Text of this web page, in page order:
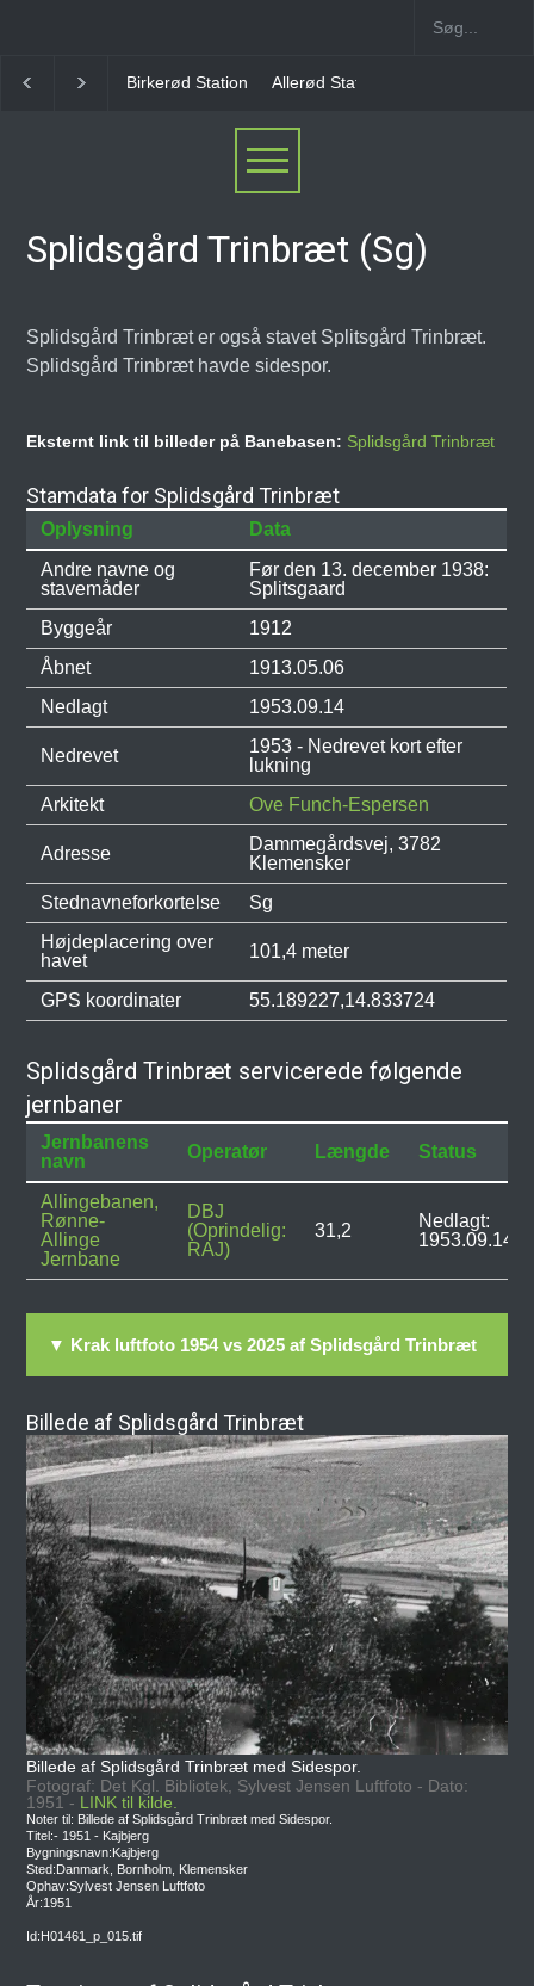
Station Allerød Station Favrholm Station
Splidsgård Trinbræt (Sg)
Splidsgård Trinbræt er også stavet Splitsgård Trinbræt.
Splidsgård Trinbræt havde sidespor.
Eksternt link til billeder på Banebasen: Splidsgård Trinbræt
Stamdata for Splidsgård Trinbræt
Oplysning
Data
Andre navne og
stavemåder
Før den 13. december 1938:
Splitsgaard
Byggeår
1912
Åbnet
1913.05.06
Nedlagt
1953.09.14
Nedrevet
1953 - Nedrevet kort efter
lukning
Arkitekt
Ove Funch-Espersen
Adresse
Dammegårdsvej, 3782
Klemensker
Stednavneforkortelse
Sg
Højdeplacering over
havet
101,4 meter
GPS koordinater 55.189227,14.833724
Splidsgård Trinbræt servicerede følgende
jernbaner
Jernbanens
navn
Operatør Længde Status
Allingebanen,
Rønne-
Allinge
Jernbane
DBJ
(Oprindelig:
RAJ)
31,2
Nedlagt:
1953.09.14
▼ Krak luftfoto 1954 vs 2025 af Splidsgård Trinbræt
Billede af Splidsgård Trinbræt
Billede af Splidsgård Trinbræt med Sidespor.
Fotograf: Det Kgl. Bibliotek, Sylvest Jensen Luftfoto - Dato:
1951 - LINK til kilde.
Noter til: Billede af Splidsgård Trinbræt med Sidespor.
Titel:- 1951 - Kajbjerg
Bygningsnavn:Kajbjerg
Sted:Danmark, Bornholm, Klemensker
Ophav:Sylvest Jensen Luftfoto
År:1951
Id:H01461_p_015.tif